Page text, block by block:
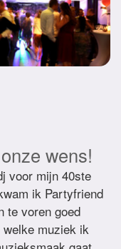
wens!
voor mijn 40ste
ik Partyfriend
te voren goed
muziek ik